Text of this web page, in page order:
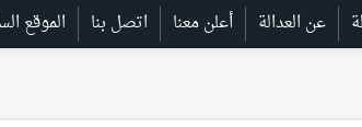
عن العدالة أعلن معنا اتصل بنا الموقع